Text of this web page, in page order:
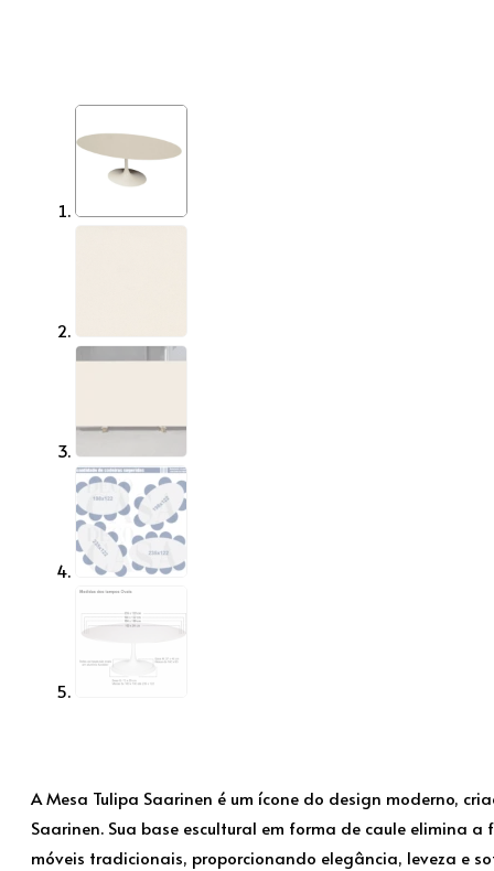
A Mesa Tulipa Saarinen é um ícone do design moderno,
Saarinen. Sua base escultural em forma de caule elimina
móveis tradicionais, proporcionando elegância, leveza e